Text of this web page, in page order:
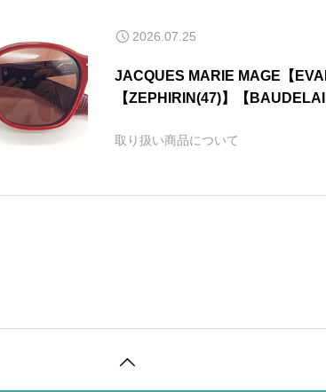
2026.07.25
JACQUES MARIE MAGE【
【ZEPHIRIN(47)】【
取り扱い商品について